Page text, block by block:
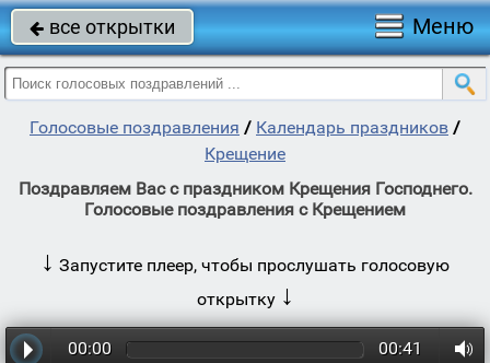
 все открытки Меню
Голосовые поздравления / Календарь праздников /
Крещение
Поздравляем Вас с праздником Крещения Господнего.
Голосовые поздравления с Крещением
↓ Запустите плеер, чтобы прослушать голосовую
открытку ↓
00:00 00:41